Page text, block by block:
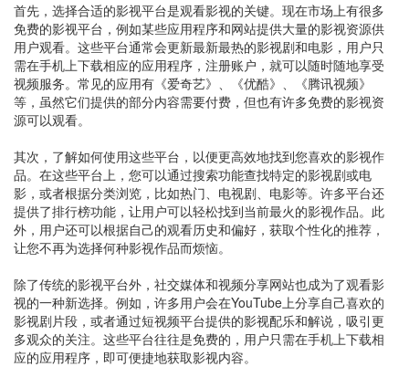
首先，选择合适的影视平台是观看影视的关键。现在市场上有很多
免费的影视平台，例如某些应用程序和网站提供大量的影视资源供
用户观看。这些平台通常会更新最新最热的影视剧和电影，用户只
需在手机上下载相应的应用程序，注册账户，就可以随时随地享受
视频服务。常见的应用有《爱奇艺》、《优酷》、《腾讯视频》
等，虽然它们提供的部分内容需要付费，但也有许多免费的影视资
源可以观看。
其次，了解如何使用这些平台，以便更高效地找到您喜欢的影视作
品。在这些平台上，您可以通过搜索功能查找特定的影视剧或电
影，或者根据分类浏览，比如热门、电视剧、电影等。许多平台还
提供了排行榜功能，让用户可以轻松找到当前最火的影视作品。此
外，用户还可以根据自己的观看历史和偏好，获取个性化的推荐，
让您不再为选择何种影视作品而烦恼。
除了传统的影视平台外，社交媒体和视频分享网站也成为了观看影
视的一种新选择。例如，许多用户会在YouTube上分享自己喜欢的
影视剧片段，或者通过短视频平台提供的影视配乐和解说，吸引更
多观众的关注。这些平台往往是免费的，用户只需在手机上下载相
应的应用程序，即可便捷地获取影视内容。